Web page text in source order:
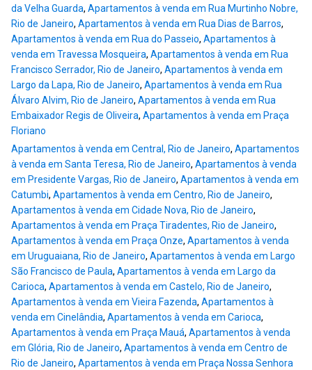
da Velha Guarda, Apartamentos à venda em Rua Murtinho Nobre,
Rio de Janeiro, Apartamentos à venda em Rua Dias de Barros,
Apartamentos à venda em Rua do Passeio, Apartamentos à
venda em Travessa Mosqueira, Apartamentos à venda em Rua
Francisco Serrador, Rio de Janeiro, Apartamentos à venda em
Largo da Lapa, Rio de Janeiro, Apartamentos à venda em Rua
Álvaro Alvim, Rio de Janeiro, Apartamentos à venda em Rua
Embaixador Regis de Oliveira, Apartamentos à venda em Praça
Floriano
Apartamentos à venda em Central, Rio de Janeiro, Apartamentos
à venda em Santa Teresa, Rio de Janeiro, Apartamentos à venda
em Presidente Vargas, Rio de Janeiro, Apartamentos à venda em
Catumbi, Apartamentos à venda em Centro, Rio de Janeiro,
Apartamentos à venda em Cidade Nova, Rio de Janeiro,
Apartamentos à venda em Praça Tiradentes, Rio de Janeiro,
Apartamentos à venda em Praça Onze, Apartamentos à venda
em Uruguaiana, Rio de Janeiro, Apartamentos à venda em Largo
São Francisco de Paula, Apartamentos à venda em Largo da
Carioca, Apartamentos à venda em Castelo, Rio de Janeiro,
Apartamentos à venda em Vieira Fazenda, Apartamentos à
venda em Cinelândia, Apartamentos à venda em Carioca,
Apartamentos à venda em Praça Mauá, Apartamentos à venda
em Glória, Rio de Janeiro, Apartamentos à venda em Centro de
Rio de Janeiro, Apartamentos à venda em Praça Nossa Senhora